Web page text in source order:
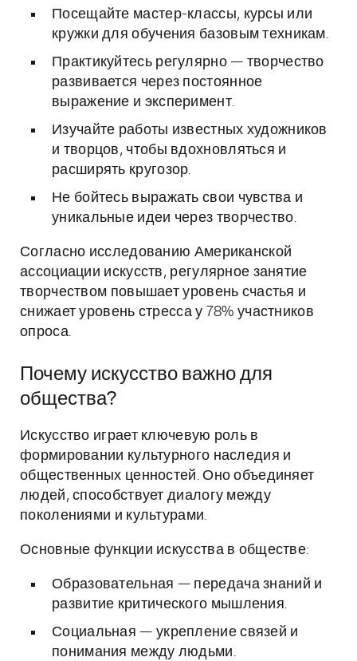
Посещайте мастер-классы, курсы или
кружки для обучения базовым техникам.
Практикуйтесь регулярно — творчество
развивается через постоянное
выражение и эксперимент.
Изучайте работы известных художников
и творцов, чтобы вдохновляться и
расширять кругозор.
Не бойтесь выражать свои чувства и
уникальные идеи через творчество.
Согласно исследованию Американской
ассоциации искусств, регулярное занятие
творчеством повышает уровень счастья и
снижает уровень стресса у 78% участников
опроса.
Почему искусство важно для
общества?
Искусство играет ключевую роль в
формировании культурного наследия и
общественных ценностей. Оно объединяет
людей, способствует диалогу между
поколениями и культурами.
Основные функции искусства в обществе:
Образовательная — передача знаний и
развитие критического мышления.
Социальная — укрепление связей и
понимания между людьми.